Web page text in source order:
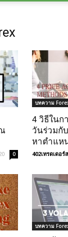
0
บทความ
4 วิธีในก
วันร่วมกับ
หาตำแห
402เทรดเดอร์
บทความ